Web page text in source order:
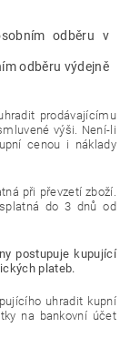
odběru v
odběru výdejně
prodávajícímu
výši. Není-li
cenou i náklady
při převzetí zboží.
do 3 dnů od
postupuje kupující
plateb.
uhradit kupní
na bankovní účet